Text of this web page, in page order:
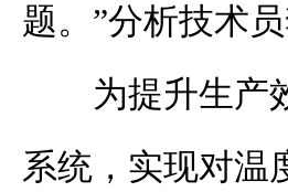
题。”分析技术
为提升生产
系统，实现对温